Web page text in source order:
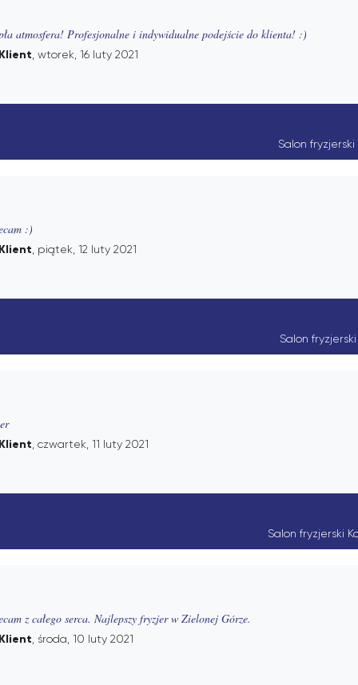
atmosfera! Profesjonalne i indywidualne podejście do klienta! :)
Klient , wtorek, 16 luty 2021
Salon fryzjerski
:)
Klient , piątek, 12 luty 2021
Salon
Klient , czwartek, 11 luty 2021
Salon fryzjerski
z całego serca. Najlepszy fryzjer w Zielonej Górze.
Klient , środa, 10 luty 2021